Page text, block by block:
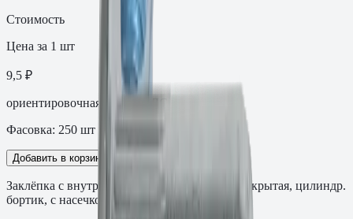
Стоимость
Цена за 1 шт
9,5 ₽
ориентировочная цена с НДС
Фасовка: 250 шт
Добавить в корзину
Заклёпка с внутренней резьбой FASTY СТ закрытая, цилиндр.
бортик, с насечкой М6